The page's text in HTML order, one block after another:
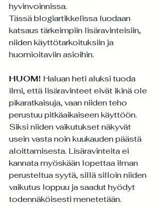
hyvinvoinnissa.
Tässä blogiartikkelissa luodaan
katsaus tärkeimpiin lisäravinteisiin,
niiden käyttötarkoituksiin ja
huomioitaviin asioihin.
HUOM! Haluan heti aluksi tuoda
ilmi, että lisäravinteet eivät ikinä ole
pikaratkaisuja, vaan niiden teho
perustuu pitkäaikaiseen käyttöön.
Siksi niiden vaikutukset näkyvät
usein vasta noin kuukauden päästä
aloittamisesta. Lisäravinteita ei
kannata myöskään lopettaa ilman
perusteltua syytä, sillä silloin niiden
vaikutus loppuu ja saadut hyödyt
todennäköisesti menetetään.